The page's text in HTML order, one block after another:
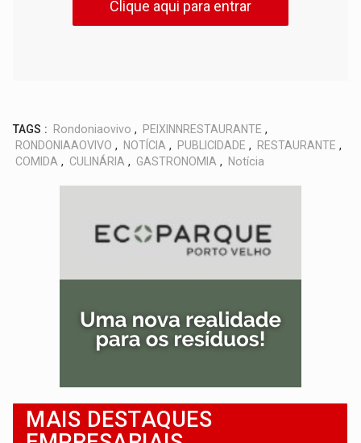
Clique aqui para entrar
TAGS : Rondoniaovivo , PEIXINNRESTAURANTE ,
RONDONIAAOVIVO , NOTÍCIA , PUBLICIDADE , RESTAURANTE ,
COMIDA , CULINÁRIA , GASTRONOMIA , Notícia
MAIS DESTAQUES